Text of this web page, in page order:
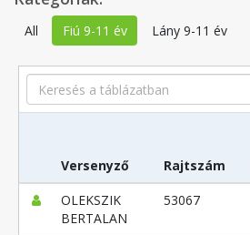
All Fiú 9-11 év Lány 9-11 év
Search
Versenyző Rajtszám
OLEKSZIK
BERTALAN
53067